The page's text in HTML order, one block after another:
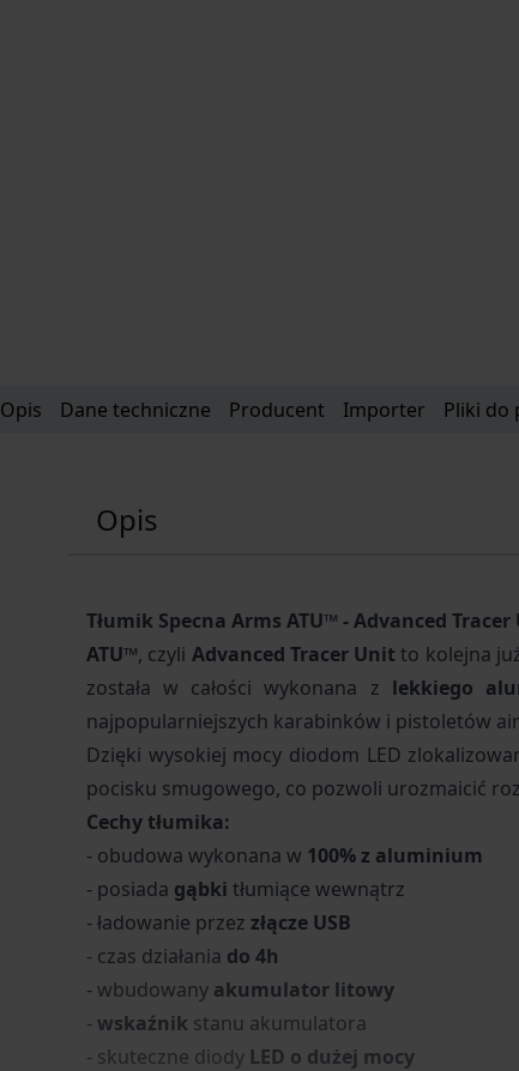
Opis Dane techniczne Producent Importer Pliki do
Opis
Tłumik Specna Arms ATU™ - Advanced
ATU™, czyli Advanced Tracer Unitto kolejna
została w całości wykonana z lekkiego
najpopularniejszych karabinków i pistoletów
Dzięki wysokiej mocy diodom LED
pocisku smugowego, co pozwoli urozmaicić
Cechy tłumika:
- obudowa wykonana w 100% z aluminium
- posiada gąbki tłumiące wewnątrz
- ładowanie przez złącze USB
- czas działania do 4h
- wbudowany akumulator litowy
- wskaźnik stanu akumulatora
- skuteczne diody LED o dużej mocy